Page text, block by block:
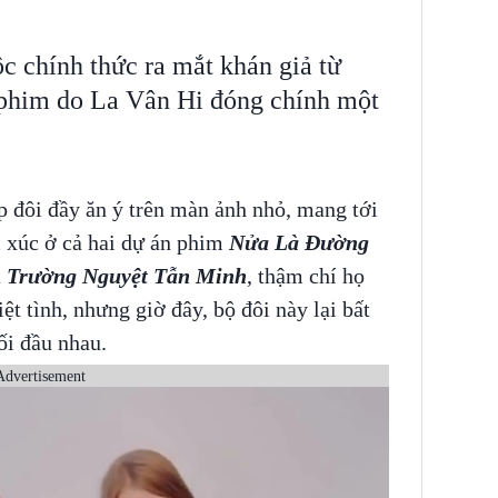
chính thức ra mắt khán giả từ
do La Vân Hi đóng chính một
đôi đầy ăn ý trên màn ảnh nhỏ, mang tới
ở cả hai dự án phim Nửa Là Đường
Trường Nguyệt Tẫn Minh, thậm chí họ
tình, nhưng giờ đây, bộ đôi này lại bất
đầu nhau.